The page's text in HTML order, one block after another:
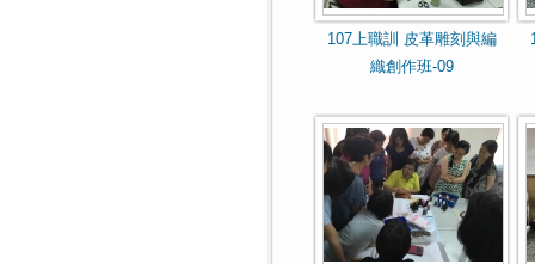
107上職訓 皮革雕刻與編
織創作班-09